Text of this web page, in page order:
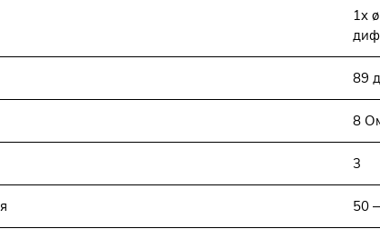
1x
89
8
3
50